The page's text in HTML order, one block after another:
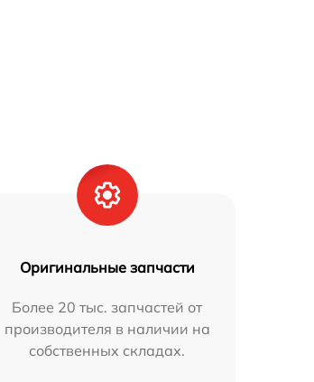
Оригинальные запчасти
Более 20 тыс. запчастей от
производителя в наличии на
собственных складах.